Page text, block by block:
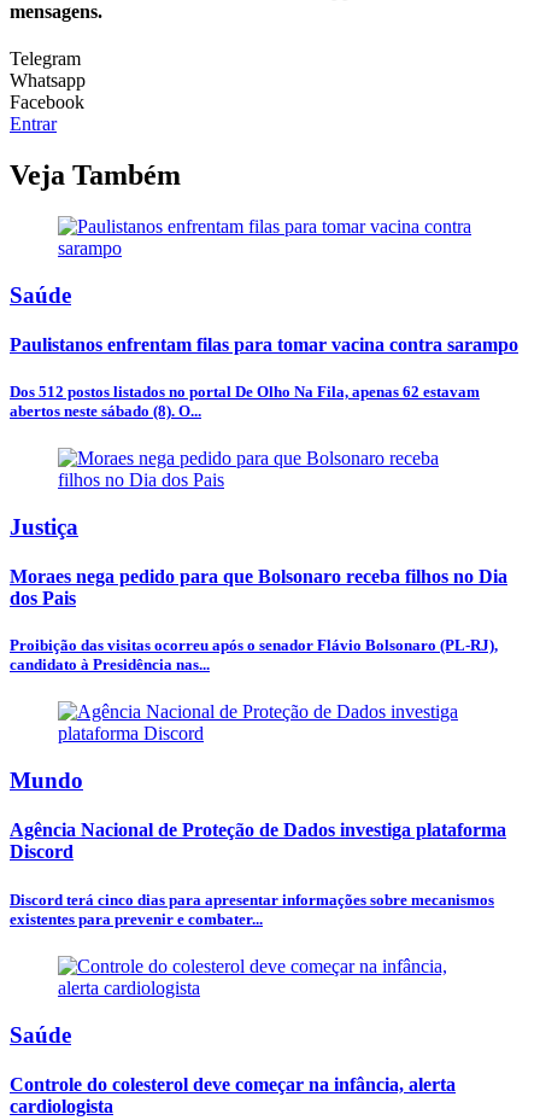
mensagens.
Telegram
Whatsapp
Facebook
Entrar
Veja Também
Saúde
Paulistanos enfrentam filas para tomar vacina contra sarampo
Dos 512 postos listados no portal De Olho Na Fila, apenas 62 estavam
abertos neste sábado (8). O...
Justiça
Moraes nega pedido para que Bolsonaro receba filhos no Dia
dos Pais
Proibição das visitas ocorreu após o senador Flávio Bolsonaro (PL-RJ),
candidato à Presidência nas...
Mundo
Agência Nacional de Proteção de Dados investiga plataforma
Discord
Discord terá cinco dias para apresentar informações sobre mecanismos
existentes para prevenir e combater...
Saúde
Controle do colesterol deve começar na infância, alerta
cardiologista